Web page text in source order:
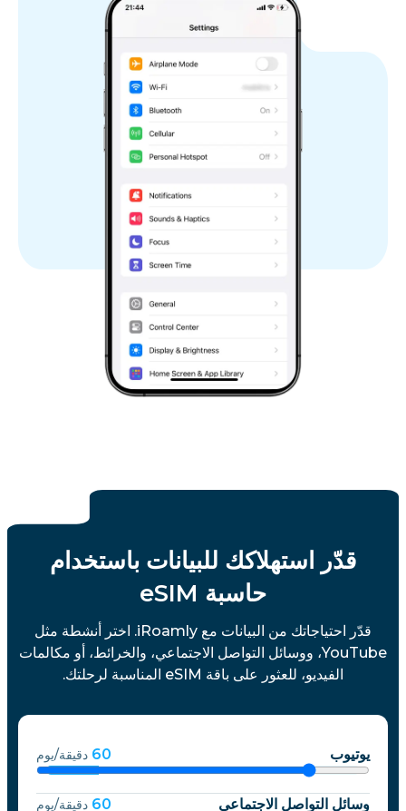
قدّر استهلاكك للبيانات باستخدام
حاسبة eSIM
قدّر احتياجاتك من البيانات مع iRoamly. اختر أنشطة مثل
YouTube، ووسائل التواصل الاجتماعي، والخرائط، أو مكالمات
الفيديو، للعثور على باقة eSIM المناسبة لرحلتك.
يوتيوب 60 دقيقة/يوم
وسائل التواصل الاجتماعي 60 دقيقة/يوم